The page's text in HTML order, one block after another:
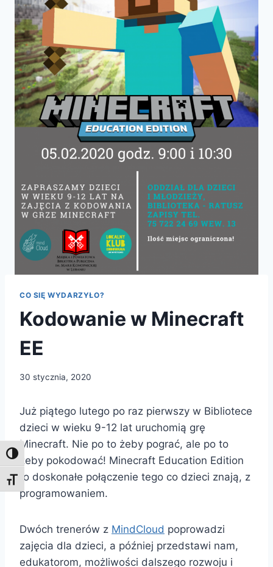
Toggle High Contrast
Toggle Font size
CO SIĘ WYDARZYŁO?
Kodowanie w Minecraft
EE
30 stycznia, 2020
Już piątego lutego po raz pierwszy w Bibliotece
dzieci w wieku 9-12 lat uruchomią grę
Minecraft. Nie po to żeby pograć, ale po to
żeby pokodować! Minecraft Education Edition
to doskonałe połączenie tego co dzieci znają, z
programowaniem.
Dwóch trenerów z MindCloud poprowadzi
zajęcia dla dzieci, a później przedstawi nam,
edukatorom, możliwości dalszego rozwoju i